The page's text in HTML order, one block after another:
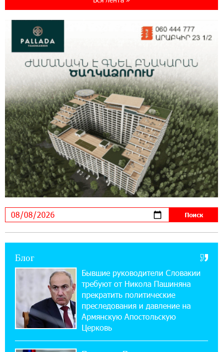
мониторинг дикой природы в Гнишике с
помощью солнечной энергии
14:56:01 5-08-2026
Ucom и FPWC обеспечат круглосуточный
мониторинг дикой природы в Гнишике с
помощью солнечной энергии
22:41:05 3-08-2026
Idram и IDBank - рядом со стартапами на
Seaside Startup Summit
10:12:55 3-08-2026
В мобильном приложении Юнибанка теперь
можно зарегистрироваться также с помощью
«Бесплатные бонусы в играх»: IDBank
предупреждает о кибератаках на школьников
11:21:15 31-07-2026
ЕАЭС со временем будет расширяться. Когда-
нибудь это поймёт и рядовой армянин, но
Блог
Бывшие руководители Словакии
требуют от Никола Пашиняна
прекратить политические
преследования и давление на
Армянскую Апостольскую
Церковь